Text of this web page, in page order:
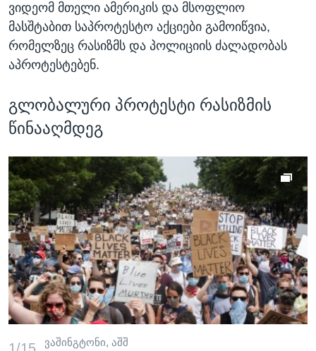
ვიდეომ მთელი ამერიკის და მსოფლიო
მასშტაბით საპროტესტო აქციები გამოიწვია,
რომელზეც რასიზმს და პოლიციის ძალადობას
აპროტესტებენ.
გლობალური პროტესტი რასიზმის
წინააღმდეგ
ვაშინგტონი, აშშ